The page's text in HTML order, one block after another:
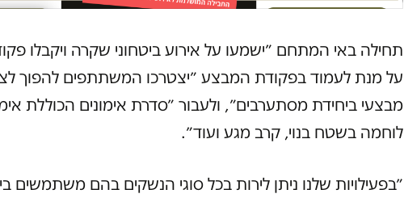
תחילה באי המתחם ״ישמעו על אירוע ביטחוני שקרה ויקבלו
על מנת לעמוד בפקודת המבצע ״יצטרכו המשתתפים להפוך
מבצעי ביחידת מסתערבים״, ולעבור ״סדרת אימונים הכוללת
לוחמה בשטח בנוי, קרב מגע ועוד״.
״בפעילויות שלנו ניתן לירות בכל סוגי הנשקים בהם משתמשים